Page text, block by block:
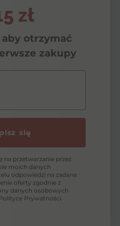
zł
aby otrzymać
zakupy
się
na przetwarzanie przez
moich danych
odpowiedzi na zadane
oferty zgodnie z
danych osobowych
Prywatności.